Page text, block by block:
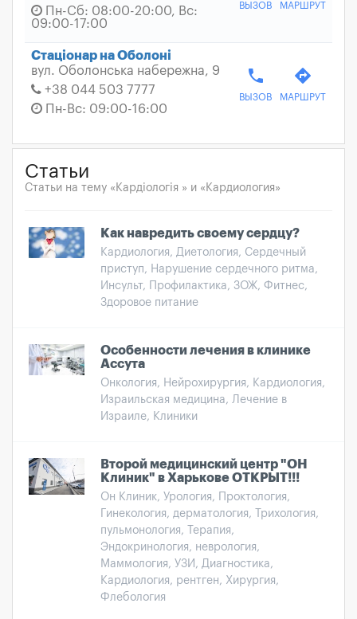
Пн-Сб: 08:00-20:00, Вс:
09:00-17:00
ВЫЗОВ МАРШРУТ
Стаціонар на Оболоні
вул. Оболонська набережна, 9
+38 044 503 7777
Пн-Вс: 09:00-16:00
phone
ВЫЗОВ
directions
МАРШРУТ
Статьи
Статьи на тему «Кардіологія » и «Кардиология»
Как навредить своему сердцу?
Кардиология, Диетология, Сердечный
приступ, Нарушение сердечного ритма,
Инсульт, Профилактика, ЗОЖ, Фитнес,
Здоровое питание
Особенности лечения в клинике
Ассута
Онкология, Нейрохирургия, Кардиология,
Израильская медицина, Лечение в
Израиле, Клиники
Второй медицинский центр "ОН
Клиник" в Харькове ОТКРЫТ!!!
Он Клиник, Урология, Проктология,
Гинекология, дерматология, Трихология,
пульмонология, Терапия,
Эндокринология, неврология,
Маммология, УЗИ, Диагностика,
Кардиология, рентген, Хирургия,
Флебология